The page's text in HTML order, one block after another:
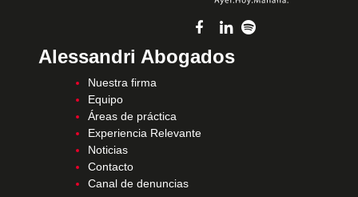
Alessandri Abogados
Nuestra firma
Equipo
Áreas de práctica
Experiencia Relevante
Noticias
Contacto
Canal de denuncias